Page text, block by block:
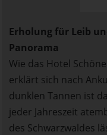
Erholung für Leib
Panorama
Wie das Hotel
erklärt sich nach
dunklen Tannen ist
jeder Jahreszeit
des Schwarzwaldes